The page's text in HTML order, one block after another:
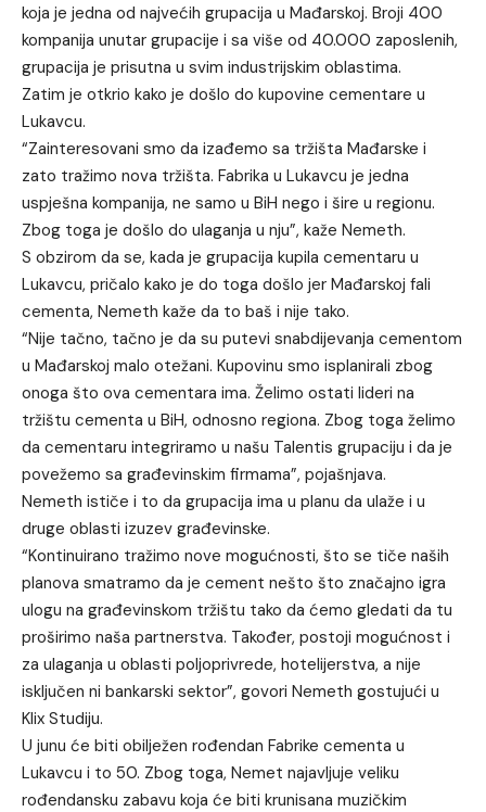
koja je jedna od najvećih grupacija u Mađarskoj. Broji 400
kompanija unutar grupacije i sa više od 40.000 zaposlenih,
grupacija je prisutna u svim industrijskim oblastima.
Zatim je otkrio kako je došlo do kupovine cementare u
Lukavcu.
“Zainteresovani smo da izađemo sa tržišta Mađarske i
zato tražimo nova tržišta. Fabrika u Lukavcu je jedna
uspješna kompanija, ne samo u BiH nego i šire u regionu.
Zbog toga je došlo do ulaganja u nju”, kaže Nemeth.
S obzirom da se, kada je grupacija kupila cementaru u
Lukavcu, pričalo kako je do toga došlo jer Mađarskoj fali
cementa, Nemeth kaže da to baš i nije tako.
“Nije tačno, tačno je da su putevi snabdijevanja cementom
u Mađarskoj malo otežani. Kupovinu smo isplanirali zbog
onoga što ova cementara ima. Želimo ostati lideri na
tržištu cementa u BiH, odnosno regiona. Zbog toga želimo
da cementaru integriramo u našu Talentis grupaciju i da je
povežemo sa građevinskim firmama”, pojašnjava.
Nemeth ističe i to da grupacija ima u planu da ulaže i u
druge oblasti izuzev građevinske.
“Kontinuirano tražimo nove mogućnosti, što se tiče naših
planova smatramo da je cement nešto što značajno igra
ulogu na građevinskom tržištu tako da ćemo gledati da tu
proširimo naša partnerstva. Također, postoji mogućnost i
za ulaganja u oblasti poljoprivrede, hotelijerstva, a nije
isključen ni bankarski sektor”, govori Nemeth gostujući u
Klix Studiju.
U junu će biti obilježen rođendan Fabrike cementa u
Lukavcu i to 50. Zbog toga, Nemet najavljuje veliku
rođendansku zabavu koja će biti krunisana muzičkim